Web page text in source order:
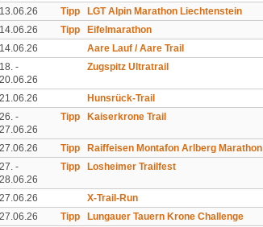
13.06.26 Tipp LGT Alpin Marathon Liechtenstein
14.06.26
Tipp Eifelmarathon
14.06.26
Aare Lauf / Aare Trail
18. -
20.06.26
Zugspitz Ultratrail
21.06.26 Hunsrück-Trail
26. -
27.06.26
Tipp Kaiserkrone Trail
27.06.26
Tipp Raiffeisen Montafon Arlberg Marathon
27. -
28.06.26
Tipp Losheimer Trailfest
27.06.26 X-Trail-Run
27.06.26
Tipp Lungauer Tauern Krone Challenge